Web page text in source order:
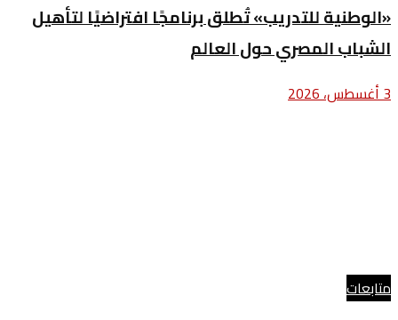
«الوطنية للتدريب» تُطلق برنامجًا افتراضيًا لتأهيل
الشباب المصري حول العالم
3 أغسطس، 2026
متابعات